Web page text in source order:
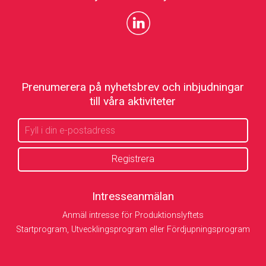
Prenumerera på nyhetsbrev och inbjudningar
till våra aktiviteter
Intresseanmälan
Anmäl intresse för Produktionslyftets
Startprogram, Utvecklingsprogram eller Fördjupningsprogram